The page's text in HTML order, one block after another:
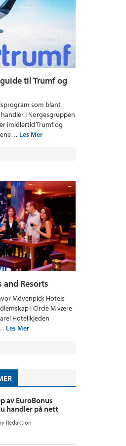
til Trumf og
som blant
i Norgesgruppen
imidlertid Trumf og
Les Mer
Resorts
Mövenpick Hotels
i Circle M være
Hotellkjeden
Les Mer
av EuroBonus
handler på nett
Redaktion